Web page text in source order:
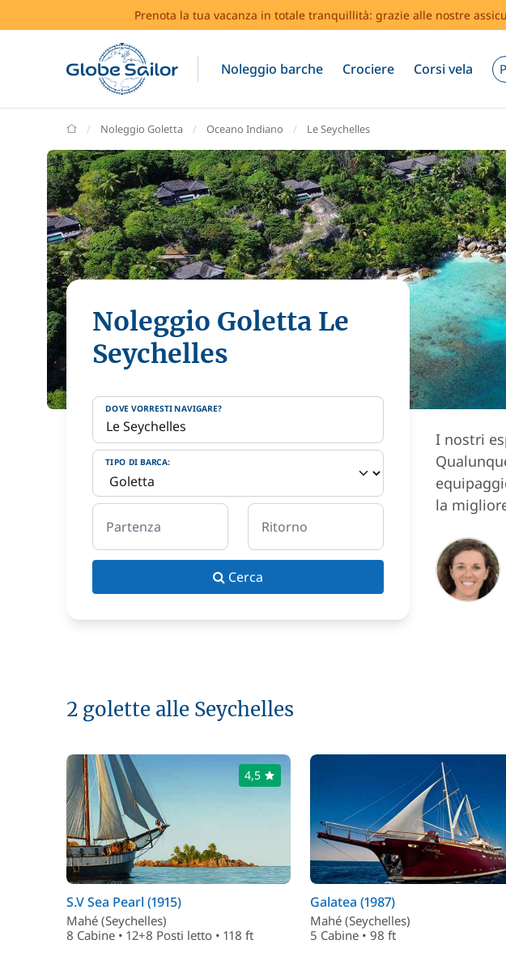
Prenota la tua vacanza in totale tranquillità: grazie alle nostre
Noleggio barche Crociere Corsi vela
GlobeSailor
Noleggio Goletta Oceano Indiano Le Seychelles
Noleggio Goletta Le
Seychelles
DOVE VORRESTI NAVIGARE?
TIPO DI BARCA:
Partenza Ritorno
Cerca
I nostri
la
2 golette alle Seychelles
4,5
S.V Sea Pearl (1915)
Mahé (Seychelles)
8 Cabine • 12+8 Posti letto • 118 ft
Galatea (1987)
Mahé (Seychelles)
5 Cabine • 98 ft